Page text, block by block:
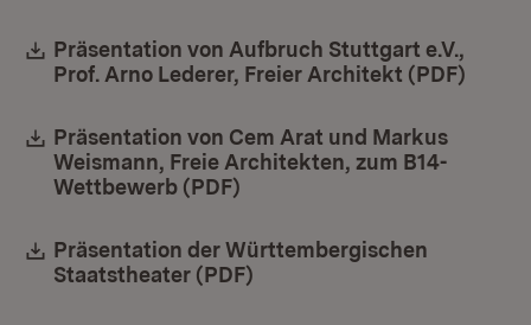
Download:
Präsentation von Aufbruch Stuttgart e.V.,
Prof. Arno Lederer, Freier Architekt (PDF)
Download:
Präsentation von Cem Arat und Markus
Weismann, Freie Architekten, zum B14-
Wettbewerb (PDF)
Download:
Präsentation der Württembergischen
Staatstheater (PDF)